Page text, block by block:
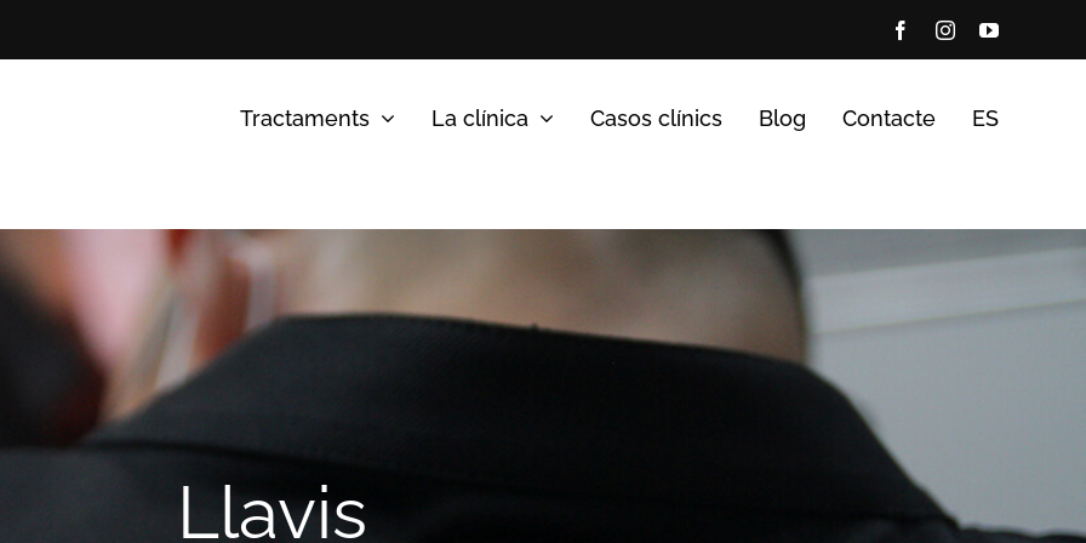
FacebookInstagramYouTube
Tractaments La clínica Casos clínics Blog Contacte ES
Llavis